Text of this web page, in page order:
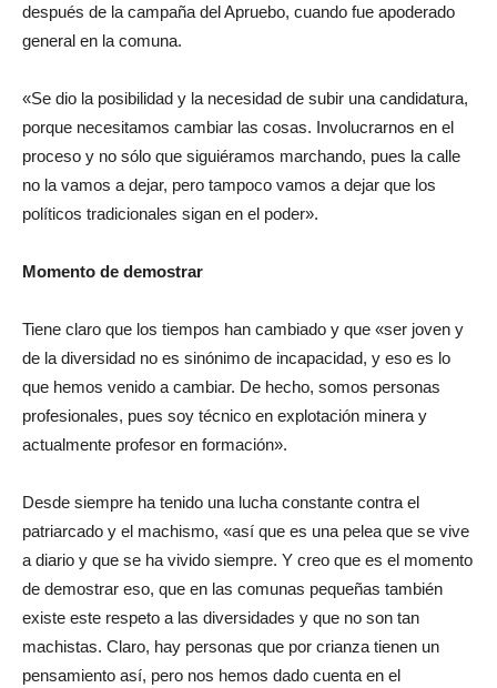
después de la campaña del Apruebo, cuando fue apoderado
general en la comuna.
«Se dio la posibilidad y la necesidad de subir una candidatura,
porque necesitamos cambiar las cosas. Involucrarnos en el
proceso y no sólo que siguiéramos marchando, pues la calle
no la vamos a dejar, pero tampoco vamos a dejar que los
políticos tradicionales sigan en el poder».
Momento de demostrar
Tiene claro que los tiempos han cambiado y que «ser joven y
de la diversidad no es sinónimo de incapacidad, y eso es lo
que hemos venido a cambiar. De hecho, somos personas
profesionales, pues soy técnico en explotación minera y
actualmente profesor en formación».
Desde siempre ha tenido una lucha constante contra el
patriarcado y el machismo, «así que es una pelea que se vive
a diario y que se ha vivido siempre. Y creo que es el momento
de demostrar eso, que en las comunas pequeñas también
existe este respeto a las diversidades y que no son tan
machistas. Claro, hay personas que por crianza tienen un
pensamiento así, pero nos hemos dado cuenta en el